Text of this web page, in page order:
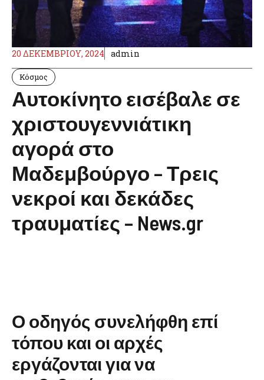
20 ΔΕΚΕΜΒΡΊΟΥ, 2024 admin
Κόσμος
Αυτοκίνητο εισέβαλε σε
χριστουγεννιάτικη
αγορά στο
Μαδεμβούργο – Τρεις
νεκροί και δεκάδες
τραυματίες – News.gr
Ο οδηγός συνελήφθη επί
τόπου και οι αρχές
εργάζονται για να